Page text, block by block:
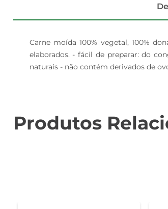
Carne moída 100% vegetal, 100%
elaborados. - fácil de preparar: do
naturais - não contém derivados de
Produtos